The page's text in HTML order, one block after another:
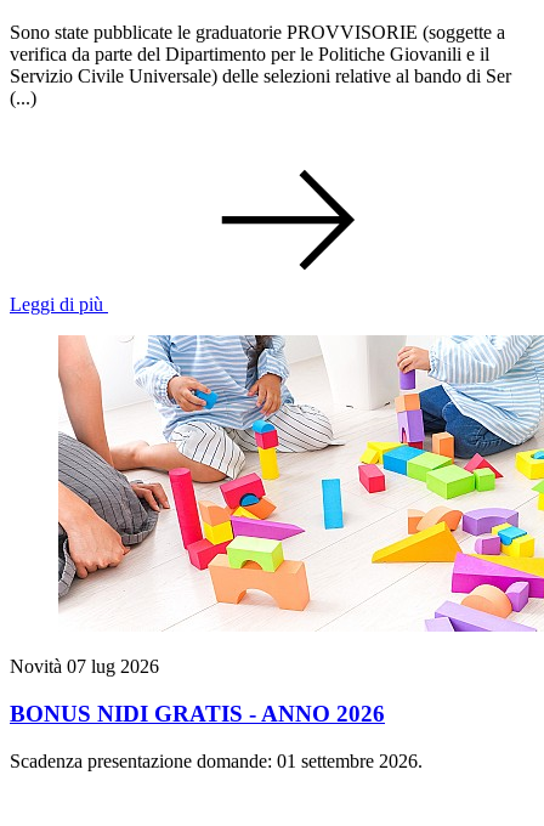
Sono state pubblicate le graduatorie PROVVISORIE (soggette a
verifica da parte del Dipartimento per le Politiche Giovanili e il
Servizio Civile Universale) delle selezioni relative al bando di Ser
(...)
Leggi di più
Novità 07 lug 2026
BONUS NIDI GRATIS - ANNO 2026
Scadenza presentazione domande: 01 settembre 2026.